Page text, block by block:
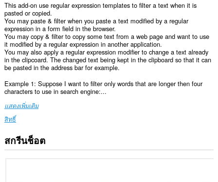
This add-on use regular expression templates to filter a text when it is
pasted or copied.
You may paste & filter when you paste a text modified by a regular
expression in a form field in the browser.
You may copy & filter to copy some text from a web page and want to use
it modified by a regular expression in another application.
You may also apply a regular expression modifier to change a text already
in the clipcoard. The changed text being kept in the clipboard so that it can
be pasted in the address bar for example.
Example 1: Suppose I want to filter only words that are longer then four
characters to use in search engine:...
แสดงเพิ่มเติม
สิทธิ์
ส่วน
ขยาย
สกรีนช็อต